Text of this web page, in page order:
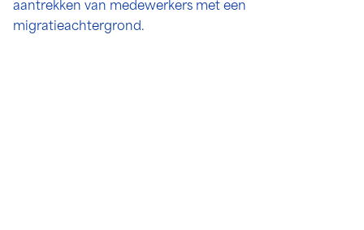
aantrekken van medewerkers met een
migratieachtergrond.